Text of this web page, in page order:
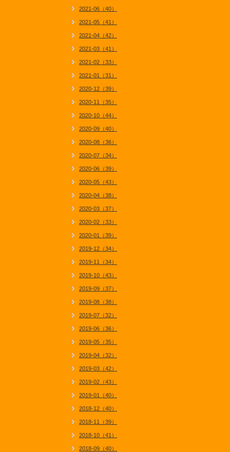
2021-06（40）
2021-05（41）
2021-04（42）
2021-03（41）
2021-02（33）
2021-01（31）
2020-12（39）
2020-11（35）
2020-10（44）
2020-09（40）
2020-08（36）
2020-07（34）
2020-06（39）
2020-05（43）
2020-04（38）
2020-03（37）
2020-02（33）
2020-01（39）
2019-12（34）
2019-11（34）
2019-10（43）
2019-09（37）
2019-08（38）
2019-07（32）
2019-06（36）
2019-05（35）
2019-04（32）
2019-03（42）
2019-02（43）
2019-01（40）
2018-12（40）
2018-11（39）
2018-10（41）
2018-09（40）